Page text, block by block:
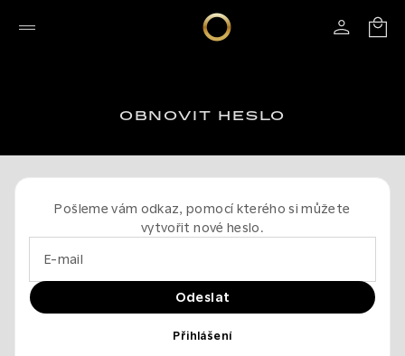
OBNOVIT HESLO
Pošleme vám odkaz, pomocí kterého si můžete
vytvořit nové heslo.
E-mail
Odeslat
Přihlášení